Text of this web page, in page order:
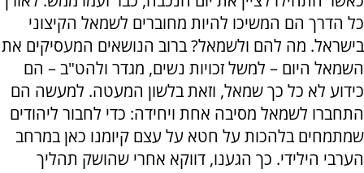
כל הדרך הם המשיכו להיות מחוברים לשמאל הקיצוני
בישראל. מה להם ולשמאל? ברוב הנושאים המעסיקים את
השמאל היום – למשל זכויות נשים, מגדר ולהט"ב – הם
כידוע לא כל כך שמאל, וזאת בלשון המעטה. למעשה הם
התחברו לשמאל מסיבה אחת ויחידה: כדי לחבור ליהודים
שמתמחים בלהכות על חטא על עצם קיומנו כאן במרחב
הערבי הילידי. כך הגענו, דווקא אחרי שהושק תהליך